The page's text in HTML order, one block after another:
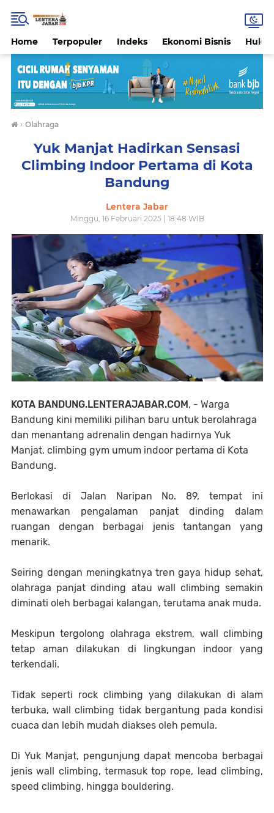
Home Terpopuler Indeks Ekonomi Bisnis
› Olahraga
Yuk Manjat Hadirkan Sensasi
Climbing Indoor Pertama di Kota
Bandung
Lentera Jabar
Minggu, 16 Februari 2025 | 18:48 WIB
KOTA BANDUNG.LENTERAJABAR.COM , - Warga
Bandung kini memiliki pilihan baru untuk berolahraga
dan menantang adrenalin dengan hadirnya Yuk
Manjat, climbing gym umum indoor pertama di Kota
Bandung.
Berlokasi di Jalan Naripan No. 89, tempat ini
menawarkan pengalaman panjat dinding dalam
ruangan dengan berbagai jenis tantangan yang
menarik.
Seiring dengan meningkatnya tren gaya hidup sehat,
olahraga panjat dinding atau wall climbing semakin
diminati oleh berbagai kalangan, terutama anak muda.
Meskipun tergolong olahraga ekstrem, wall climbing
tetap aman dilakukan di lingkungan indoor yang
terkendali.
Tidak seperti rock climbing yang dilakukan di alam
terbuka, wall climbing tidak bergantung pada kondisi
cuaca dan lebih mudah diakses oleh pemula.
Di Yuk Manjat, pengunjung dapat mencoba berbagai
jenis wall climbing, termasuk top rope, lead climbing,
speed climbing, hingga bouldering.